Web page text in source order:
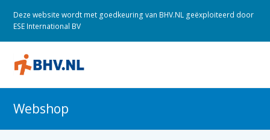
Deze website wordt met goedkeuring van BHV.NL geëxploiteerd door
ESE International BV
Webshop